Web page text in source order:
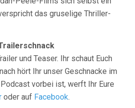
das gruselige Thriller-
und Teaser. Ihr schaut Euch
hört Ihr unser Geschnacke im
vorbei ist, werft Ihr Eure
oder auf Facebook.